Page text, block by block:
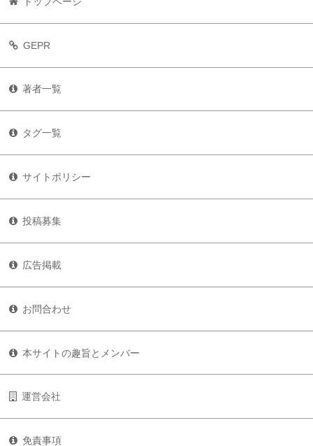
GEPR
著者一覧
タグ一覧
サイトポリシー
投稿募集
広告掲載
お問合わせ
本サイトの趣旨とメンバー
運営会社
免責事項